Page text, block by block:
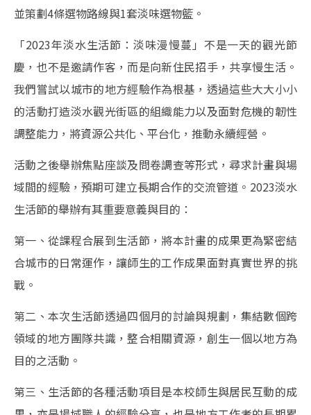
並策劃4條選物路線與1套淡味選物籃。
「2023年淡水生活節：淡味漫慢蔓」不是一天的觀光節
慶，也不是邀請作客，而是向新住民招手，共享慢生活。
我們嘗試以城市的地方經驗作為根基，透過這些大大小小
的活動打造淡水觀光街區的組織能力以及面對危機的韌性
調整能力，將資源公共化、平台化，推動永續經營。
活動之後舉辦焦點座談及問卷調查等形式，尋求計畫與場
域間的經驗，預期可建立長期合作的交流管道。2023淡水
生活節的舉辦有其重要意義與目的：
第一、從課程合展到生活節，將本計畫的成果更為緊密結
合城市的日常運作，讓師生的工作成果面對真實世界的挑
戰。
第二、本次生活節透過四個月的討論與規劃，集結數個跨
領域的地方團隊共識，整合相關資源，創生一個以地方為
目的之活動。
第三、生活節的各種活動項目是本校師生與居民互動的成